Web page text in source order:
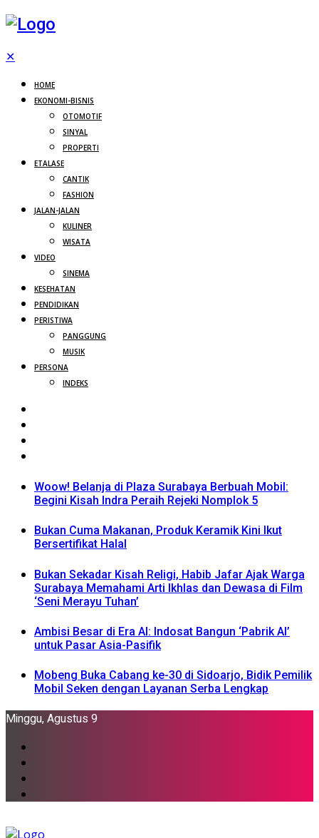
✕
HOME
EKONOMI-BISNIS
OTOMOTIF
SINYAL
PROPERTI
ETALASE
CANTIK
FASHION
JALAN-JALAN
KULINER
WISATA
VIDEO
SINEMA
KESEHATAN
PENDIDIKAN
PERISTIWA
PANGGUNG
MUSIK
PERSONA
INDEKS
Woow! Belanja di Plaza Surabaya Berbuah Mobil:
Begini Kisah Indra Peraih Rejeki Nomplok 5
Bukan Cuma Makanan, Produk Keramik Kini Ikut
Bersertifikat Halal
Bukan Sekadar Kisah Religi, Habib Jafar Ajak Warga
Surabaya Memahami Arti Ikhlas dan Dewasa di Film
‘Seni Merayu Tuhan’
Ambisi Besar di Era AI: Indosat Bangun ‘Pabrik AI’
untuk Pasar Asia-Pasifik
Mobeng Buka Cabang ke-30 di Sidoarjo, Bidik Pemilik
Mobil Seken dengan Layanan Serba Lengkap
Minggu, Agustus 9